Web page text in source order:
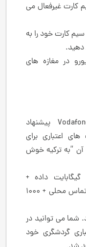
بعد از 3 ماه سیم کارت غیرفعال می
کارت خود را به
ها می تواند تا 44.99 یورو در مغازه های
اپراتور تلفن همراه Vodafone Türkiye پیشنهاد
اعتباری برای
آن “به ترکیه خوش
موارد شامل: پیشنهاد شامل 20 گیگابایت داده +
نامحدود واتس اپ + 750 دقیقه تماس محلی + 1000
اعتبار دارد. شما می توانید در
گردشگری خود